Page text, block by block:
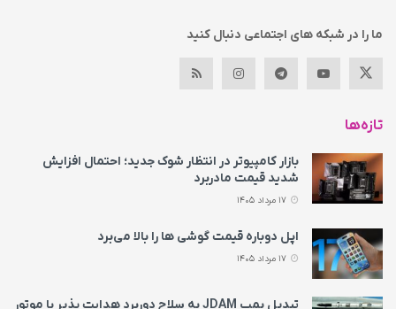
ما را در شبکه های اجتماعی دنبال کنید
تازه‌ها
بازار کامپیوتر در انتظار شوک جدید؛ احتمال افزایش
شدید قیمت مادربرد
17 مرداد 1405
اپل دوباره قیمت‌ گوشی ها را بالا می‌برد
17 مرداد 1405
تبدیل بمب JDAM به سلاح دوربرد هدایت پذیر با موتور